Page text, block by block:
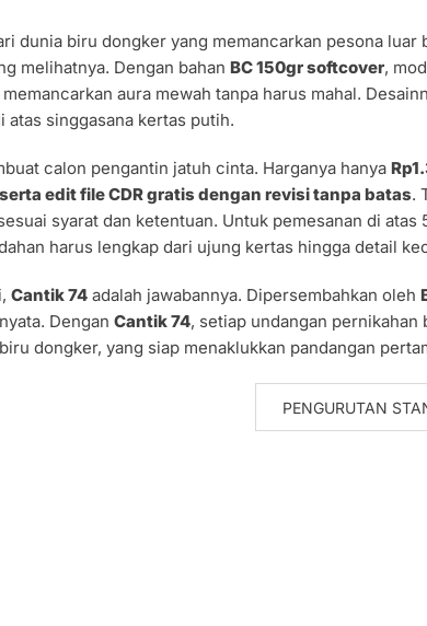
dunia biru dongker yang memancarkan pesona luar
melihatnya. Dengan bahan BC 150gr softcover,
aura mewah tanpa harus mahal.
singgasana kertas putih.
calon pengantin jatuh cinta. Harganya hanya
edit file CDR gratis dengan revisi tanpa batas.
syarat dan ketentuan. Untuk pemesanan di atas
harus lengkap dari ujung kertas hingga detail
Cantik 74 adalah jawabannya. Dipersembahkan oleh
Dengan Cantik 74, setiap undangan pernikahan
dongker, yang siap menaklukkan pandangan